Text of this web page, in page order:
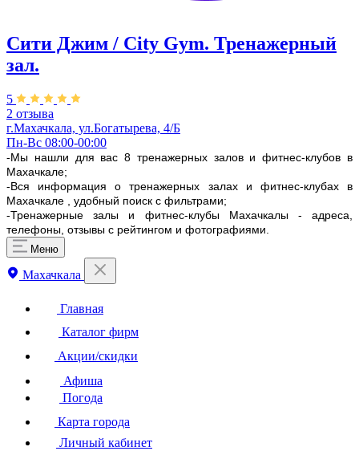
Сити Джим / City Gym. Тренажерный
зал.
5
2 отзыва
г.Махачкала, ул.Богатырева, 4/Б
Пн-Вс 08:00-00:00
-Мы нашли для вас 8 тренажерных залов и фитнес-клубов в
Махачкале;
-Вся информация о тренажерных залах и фитнес-клубах в
Махачкале , удобный поиск с фильтрами;
-Тренажерные залы и фитнес-клубы Махачкалы - адреса,
телефоны, отзывы с рейтингом и фотографиями.
Меню
Махачкала
Главная
Каталог фирм
Акции/скидки
Афиша
Погода
Карта города
Личный кабинет